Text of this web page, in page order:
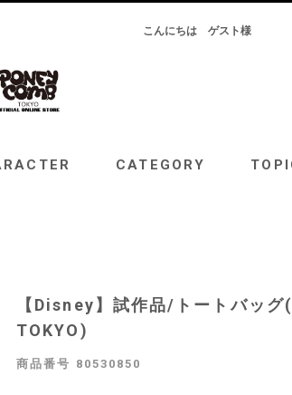
こんにちはゲスト様
CATEGORY
【Disney】試作品/トートバッ
TOKYO)
商品番号 80530850